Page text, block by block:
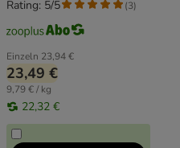
Einzeln 23,94 €
23,49 €
9,79 € / kg
22,32 €
Rating: 5/5 (3)